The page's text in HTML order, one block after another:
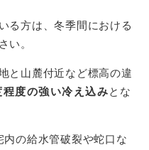
る方は、冬季間における
い。
と山麓付近など標高の違
度の強い冷え込みとな
の給水管破裂や蛇口な